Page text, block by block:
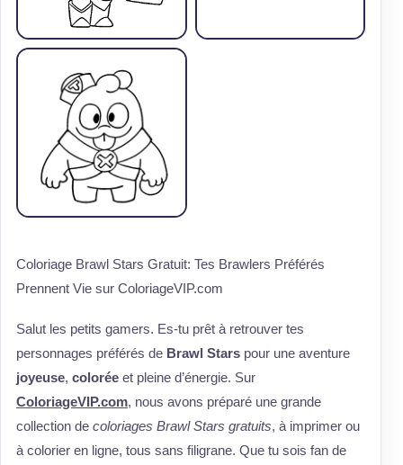
Coloriage Brawl Stars Gratuit: Tes Brawlers Préférés
Prennent Vie sur ColoriageVIP.com
Salut les petits gamers. Es-tu prêt à retrouver tes
personnages préférés de Brawl Stars pour une aventure
joyeuse, colorée et pleine d’énergie. Sur
ColoriageVIP.com, nous avons préparé une grande
collection de coloriages Brawl Stars gratuits, à imprimer ou
à colorier en ligne, tous sans filigrane. Que tu sois fan de